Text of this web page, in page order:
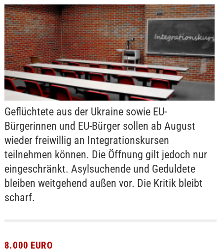
Geflüchtete aus der Ukraine sowie EU-
Bürgerinnen und EU-Bürger sollen ab August
wieder freiwillig an Integrationskursen
teilnehmen können. Die Öffnung gilt jedoch nur
eingeschränkt. Asylsuchende und Geduldete
bleiben weitgehend außen vor. Die Kritik bleibt
scharf.
8.000 EURO